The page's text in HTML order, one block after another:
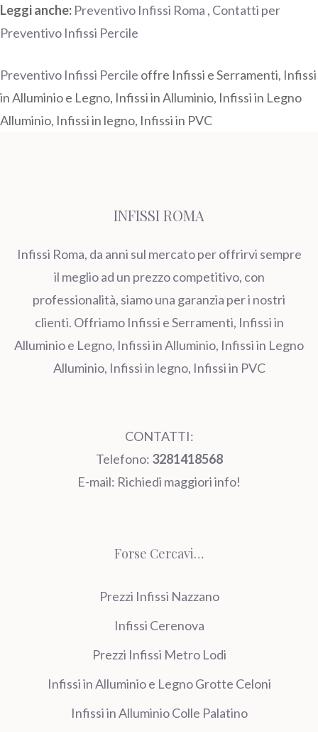
Leggi anche: Preventivo Infissi Roma , Contatti per
Preventivo Infissi Percile
Preventivo Infissi Percile offre Infissi e Serramenti, Infissi
in Alluminio e Legno, Infissi in Alluminio, Infissi in Legno
Alluminio, Infissi in legno, Infissi in PVC
INFISSI ROMA
Infissi Roma, da anni sul mercato per offrirvi sempre
il meglio ad un prezzo competitivo, con
professionalità, siamo una garanzia per i nostri
clienti. Offriamo Infissi e Serramenti, Infissi in
Alluminio e Legno, Infissi in Alluminio, Infissi in Legno
Alluminio, Infissi in legno, Infissi in PVC
CONTATTI:
Telefono: 3281418568
E-mail: Richiedi maggiori info!
Forse Cercavi…
Prezzi Infissi Nazzano
Infissi Cerenova
Prezzi Infissi Metro Lodi
Infissi in Alluminio e Legno Grotte Celoni
Infissi in Alluminio Colle Palatino